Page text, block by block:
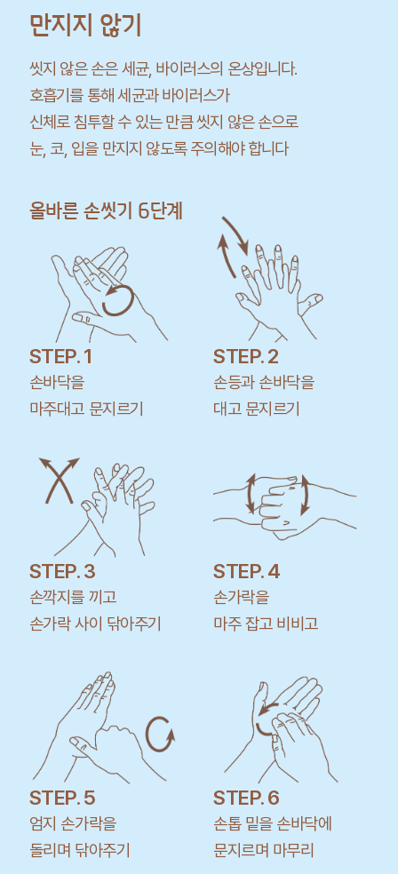
만지지 않기
씻지 않은 손은 세균, 바이러스의 온상입니다.
호흡기를 통해 세균과 바이러스가
신체로 침투할 수 있는 만큼 씻지 않은 손으로
눈, 코, 입을 만지지 않도록 주의해야 합니다
올바른 손씻기 6단계
STEP. 1
손바닥을
마주대고 문지르기
STEP. 2
손등과 손바닥을
대고 문지르기
STEP. 3
손깍지를 끼고
손가락 사이 닦아주기
STEP. 4
손가락을
마주 잡고 비비고
STEP. 5
엄지 손가락을
돌리며 닦아주기
STEP. 6
손톱 밑을 손바닥에
문지르며 마무리